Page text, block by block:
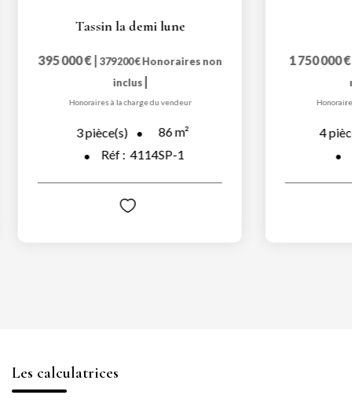
Tassin la demi lune
395 000 €| 379 200 €Honoraires non
inclus|
Honoraires à la charge du vendeur
3pièce(s) 86m²
Réf : 4114SP-1
1 750 000 €|
4
Les calculatrices